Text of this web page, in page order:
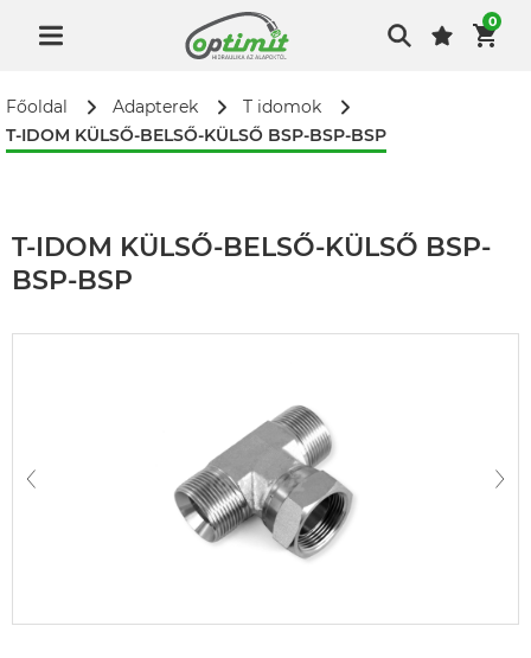
0
Főoldal Adapterek
T idomok
T-IDOM KÜLSŐ-BELSŐ-KÜLSŐ BSP-BSP-BSP
T-IDOM KÜLSŐ-BELSŐ-KÜLSŐ BSP-
BSP-BSP